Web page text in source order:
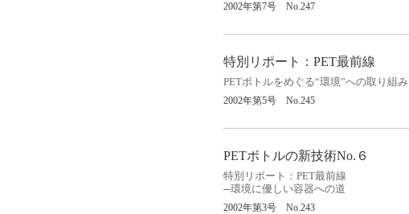
2002年第7号 No.247
特別リポート： PET最前線
PETボトルをめぐる“環境”への取り組み
2002年第5号 No.245
PETボトルの新技術No. ６
特別リポート： PET最前線
─環境に優しい容器への道
2002年第3号 No.243